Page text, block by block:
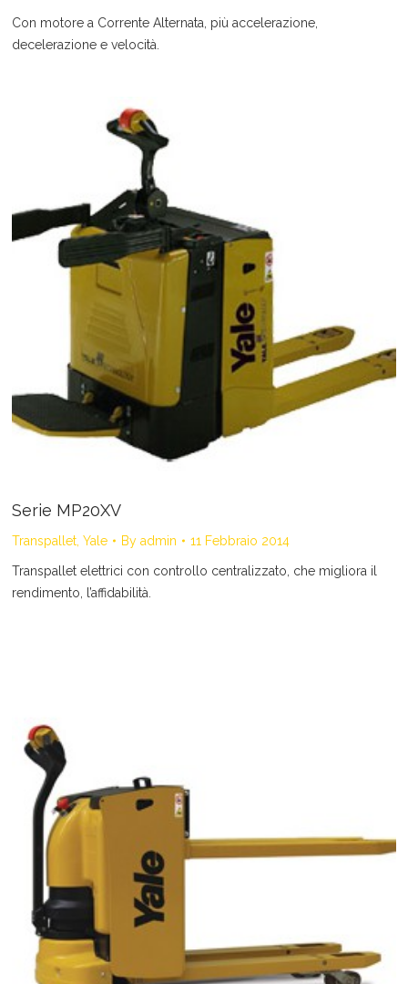
Con motore a Corrente Alternata, più accelerazione,
decelerazione e velocità.
Serie MP20XV
Transpallet, Yale By admin 11 Febbraio 2014
Transpallet elettrici con controllo centralizzato, che migliora il
rendimento, l’affidabilità.